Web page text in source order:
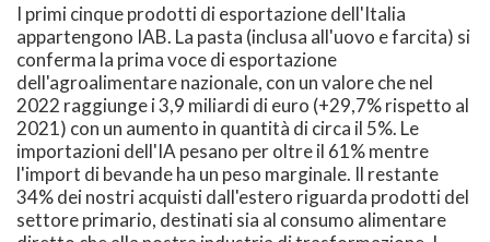
I primi cinque prodotti di esportazione dell'Italia
appartengono IAB. La pasta (inclusa all'uovo e farcita) si
conferma la prima voce di esportazione
dell'agroalimentare nazionale, con un valore che nel
2022 raggiunge i 3,9 miliardi di euro (+29,7% rispetto al
2021) con un aumento in quantità di circa il 5%. Le
importazioni dell'IA pesano per oltre il 61% mentre
l'import di bevande ha un peso marginale. Il restante
34% dei nostri acquisti dall'estero riguarda prodotti del
settore primario, destinati sia al consumo alimentare